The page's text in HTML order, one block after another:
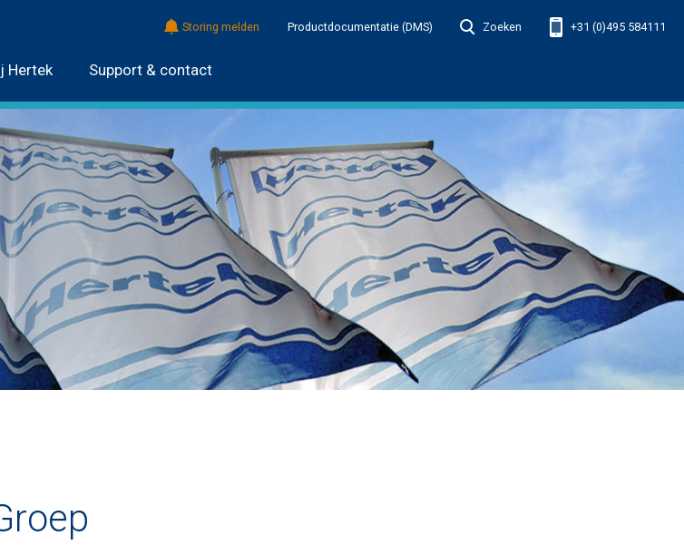
Hertek Support & contact
Storing melden Productdocumentatie (DMS) Zoeken +31 (0)495 584111